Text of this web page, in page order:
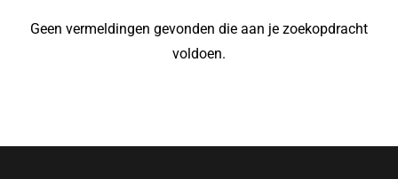
Geen vermeldingen gevonden die aan je zoekopdracht
voldoen.